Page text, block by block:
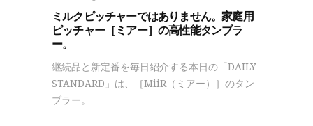
ミルクピッチャーではありません。家庭用
ピッチャー［ミアー］の高性能タンブラ
ー。
継続品と新定番を毎日紹介する本日の「DAILY
STANDARD」は、［MiiR（ミアー）］のタン
ブラー。